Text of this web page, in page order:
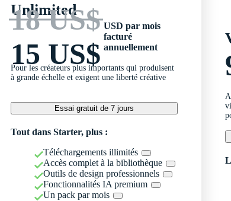
Unlimited
18 US$
15 US$
USD par mois
facturé
annuellement
Pour les créateurs plus importants qui produisent
à grande échelle et exigent une liberté créative
Essai gratuit de 7 jours
Tout dans Starter, plus :
Téléchargements illimités
Accès complet à la bibliothèque
Outils de design professionnels
Fonctionnalités IA premium
Un pack par mois